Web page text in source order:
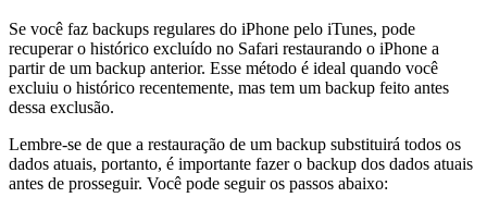
Se você faz backups regulares do iPhone pelo iTunes, pode
recuperar o histórico excluído no Safari restaurando o iPhone a
partir de um backup anterior. Esse método é ideal quando você
excluiu o histórico recentemente, mas tem um backup feito antes
dessa exclusão.
Lembre-se de que a restauração de um backup substituirá todos os
dados atuais, portanto, é importante fazer o backup dos dados atuais
antes de prosseguir. Você pode seguir os passos abaixo: